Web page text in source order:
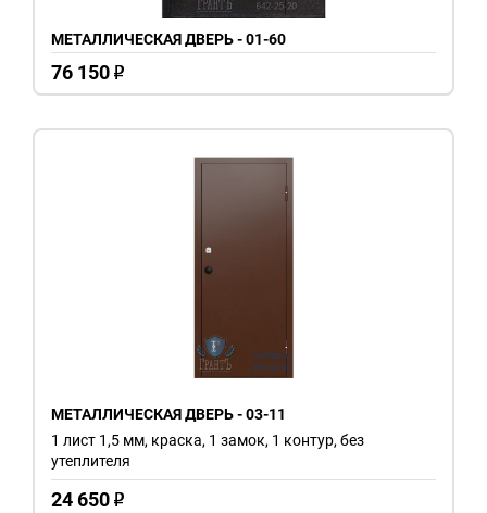
МЕТАЛЛИЧЕСКАЯ ДВЕРЬ - 01-60
76 150 o
МЕТАЛЛИЧЕСКАЯ ДВЕРЬ - 03-11
24 650 o
1 лист 1,5 мм, краска, 1 замок, 1 контур, без
утеплителя